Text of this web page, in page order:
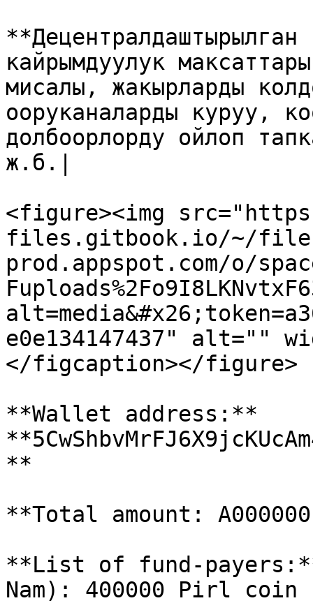
кайрымдуулук
мисалы, жакырларды
ооруканаларды куруу,
долбоорлорду ойлоп
ж.б.|
<figure><img
files.gitbook.io/~/
prod.appspot.com/o/
e0e134147437" alt=""
</figcaption></figure>
**Wallet address:**
**
**Total amount:
**​List of fund-
Nam): 400000 Pirl coin